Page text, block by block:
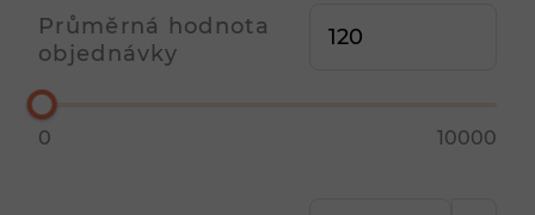
Průměrná hodnota
objednávky
0 10000